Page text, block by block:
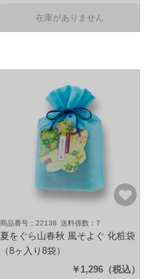
在庫がありません
商品番号：22138 送料係数：7
夏をぐら山春秋 風そよぐ 化粧袋
（8ヶ入り8袋）
￥1,296 （税込）